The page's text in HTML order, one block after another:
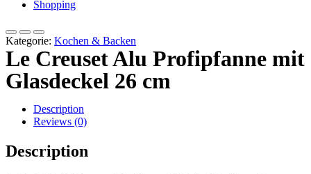
Shopping
Kategorie: Kochen & Backen
Le Creuset Alu Profipfanne mit
Glasdeckel 26 cm
Description
Reviews (0)
Description